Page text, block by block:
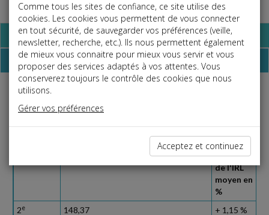
Base documentaire
Chiffres
Révision des baux d'habitation ou à usage mixte ou des
baux meublés
Variation
en 1 an
de l'IRL
moyen en
%
2e 148,37 + 1,15 %
Comme tous les sites de confiance, ce site utilise des
cookies. Les cookies vous permettent de vous connecter
en tout sécurité, de sauvegarder vos préférences (veille,
newsletter, recherche, etc.). Ils nous permettent également
de mieux vous connaitre pour mieux vous servir et vous
proposer des services adaptés à vos attentes. Vous
conserverez toujours le contrôle des cookies que nous
utilisons.
Gérer vos préférences
Acceptez et continuez